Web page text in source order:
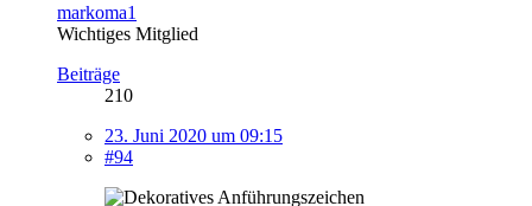
markoma1
Wichtiges Mitglied
Beiträge
210
23. Juni 2020 um 09:15
#94